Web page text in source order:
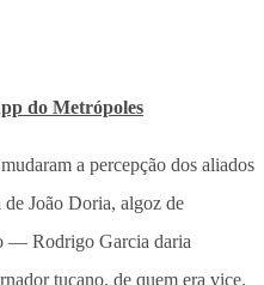
do Metrópoles
a percepção dos aliados
João Doria, algoz de
— Rodrigo Garcia daria
tucano, de quem era vice.